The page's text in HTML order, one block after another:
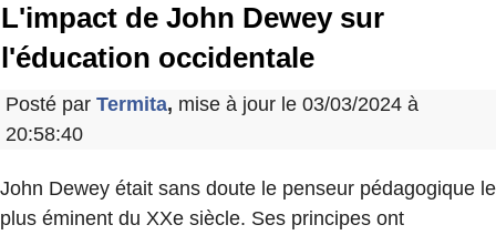
L'impact de John Dewey sur
l'éducation occidentale
Posté par Termita, mise à jour le 03/03/2024 à
20:58:40
John Dewey était sans doute le penseur pédagogique le
plus éminent du XXe siècle. Ses principes ont